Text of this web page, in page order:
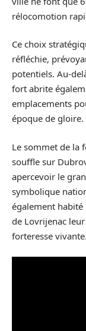
rélocomotion
Ce choix
réfléchie,
potentiels. Au-
fort abrite
emplacements
époque de gloire.
Le sommet de la
souffle sur
apercevoir le
symbolique
également
de Lovrijenac
forteresse vivante.